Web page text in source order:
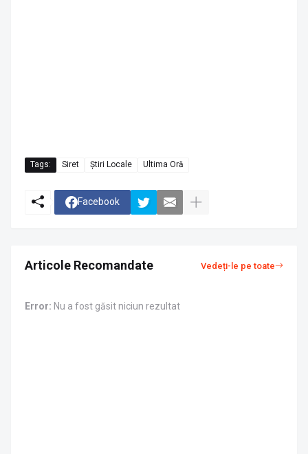
Tags: Siret Știri Locale Ultima Oră
Facebook
Articole Recomandate Vedeți-le pe toate
Error: Nu a fost găsit niciun rezultat